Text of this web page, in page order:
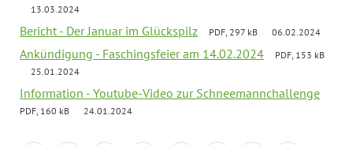
13.03.2024
Bericht - Der Januar im Glückspilz PDF, 297 kB 06.02.2024
Ankündigung - Faschingsfeier am 14.02.2024
PDF, 153 kB
25.01.2024
Information - Youtube-Video zur Schneemannchallenge
PDF, 160 kB 24.01.2024